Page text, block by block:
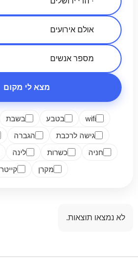
אזור
סיווג
מספר
מצא לי מקום
wifi בטבע בשבת
גישה לרכבת
הגברה
חניה
כשרות לינה
מקרן
לא נמצאו תוצאות.